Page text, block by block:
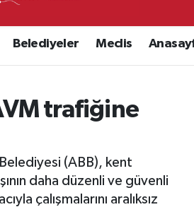
Belediyeler Meclis
trafiğine
(ABB), kent
daha düzenli ve güvenli
çalışmalarını aralıksız
ve Fikstür